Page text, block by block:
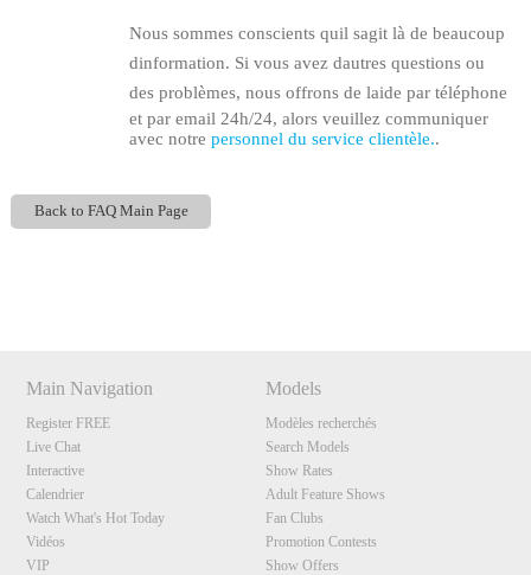
Nous sommes conscients quil sagit là de beaucoup
dinformation. Si vous avez dautres questions ou
des problèmes, nous offrons de laide par téléphone
et par email 24h/24, alors veuillez communiquer
avec notrepersonnel du service clientèle..
Back to FAQ Main Page
Main Navigation
Register FREE
Live Chat
Interactive
Calendrier
Watch What's Hot Today
Vidéos
VIP
Models
Modèles recherchés
Search Models
Show Rates
Adult Feature Shows
Fan Clubs
Promotion Contests
Show Offers